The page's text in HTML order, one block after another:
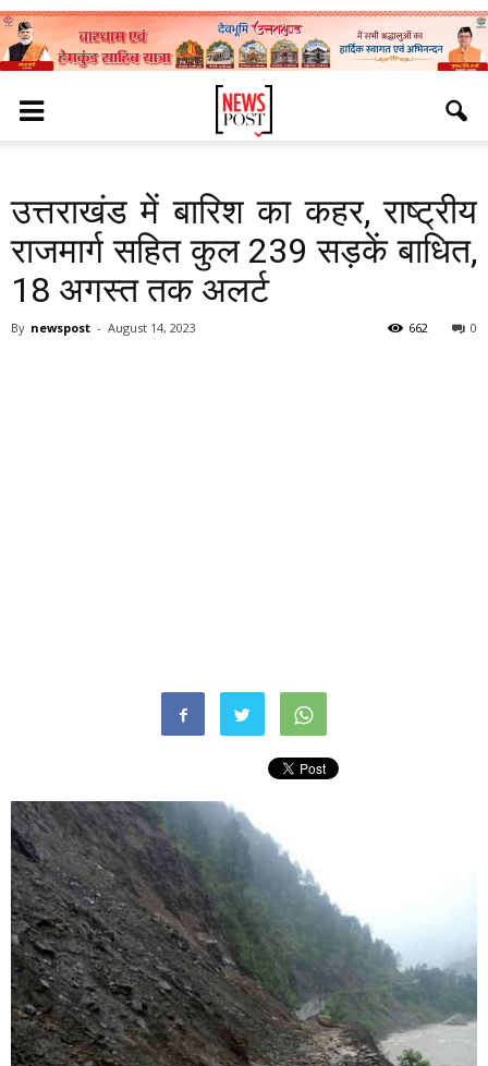
उत्तराखंड में बारिश का कहर, राष्ट्रीय
राजमार्ग सहित कुल 239 सड़कें बाधित,
18 अगस्त तक अलर्ट
By newspost - August 14, 2023 0
662